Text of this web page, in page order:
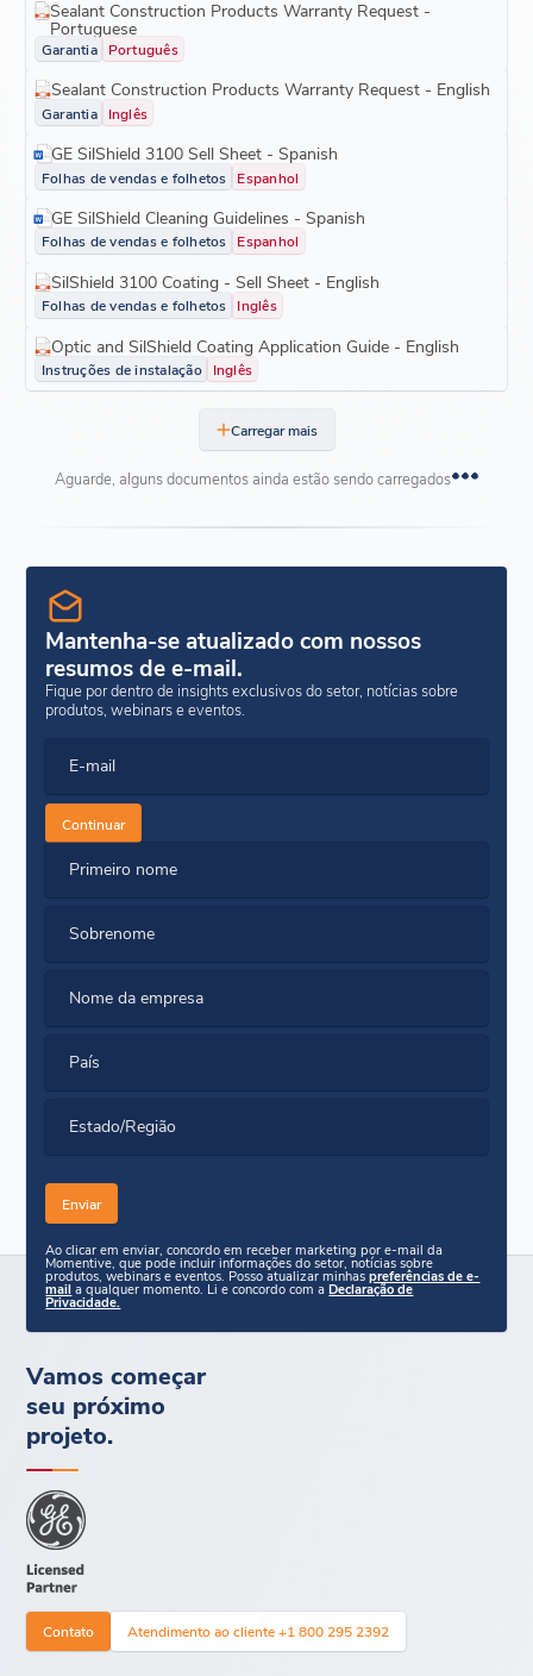
Sealant Construction Products Warranty Request -
Portuguese
Garantia Português
Sealant Construction Products Warranty Request - English
Garantia Inglês
GE SilShield 3100 Sell Sheet - Spanish
Folhas de vendas e folhetos Espanhol
GE SilShield Cleaning Guidelines - Spanish
Folhas de vendas e folhetos Espanhol
SilShield 3100 Coating - Sell Sheet - English
Folhas de vendas e folhetos Inglês
Optic and SilShield Coating Application Guide - English
Instruções de instalação Inglês
Carregar mais
Aguarde, alguns documentos ainda estão sendo carregados
Mantenha-se atualizado com nossos
resumos de e-mail.
Fique por dentro de insights exclusivos do setor, notícias sobre
produtos, webinars e eventos.
E-mail
Continuar
Primeiro nome
Sobrenome
Nome da empresa
País
Estado/Região
Ao clicar em enviar, concordo em receber marketing por e-mail da
Momentive, que pode incluir informações do setor, notícias sobre
produtos, webinars e eventos. Posso atualizar minhaspreferências de e-
mail a qualquer momento. Li e concordo com aDeclaração de
Privacidade.
Vamos começar
seu próximo
projeto.
Contato Atendimento ao cliente +1 800 295 2392